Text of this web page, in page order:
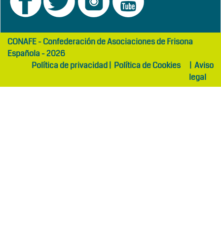
girls
abaya
maltepe
otelCONAFE - Confederación de Asociaciones de Frisona
Española - 2026
Política de privacidad| Política de Cookies | Aviso
legal